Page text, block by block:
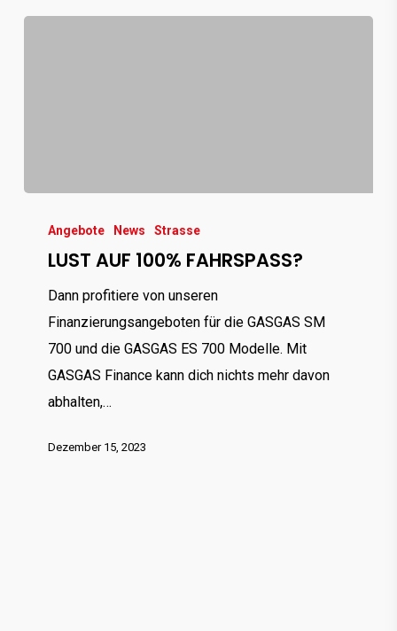
AUF
100%
Angebote News Strasse
LUST AUF 100% FAHRSPASS?
Dann profitiere von unseren
Finanzierungsangeboten für die GASGAS SM
700 und die GASGAS ES 700 Modelle. Mit
GASGAS Finance kann dich nichts mehr davon
abhalten,…
Dezember 15, 2023